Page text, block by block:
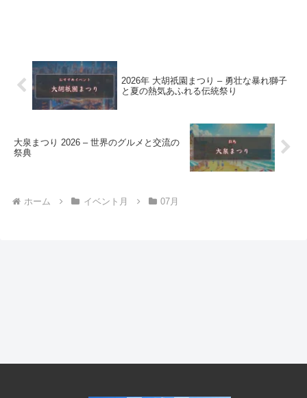
2026年 大胡祇園まつり – 勇壮な暴れ獅子
と夏の熱気あふれる伝統祭り
大泉まつり 2026 – 世界のグルメと交流の
祭典
ホーム イベント月 07月